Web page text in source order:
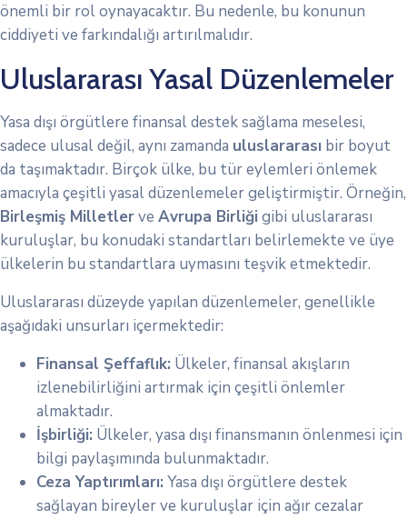
önemli bir rol oynayacaktır. Bu nedenle, bu konunun
ciddiyeti ve farkındalığı artırılmalıdır.
Uluslararası Yasal Düzenlemeler
Yasa dışı örgütlere finansal destek sağlama meselesi,
sadece ulusal değil, aynı zamanda uluslararası bir boyut
da taşımaktadır. Birçok ülke, bu tür eylemleri önlemek
amacıyla çeşitli yasal düzenlemeler geliştirmiştir. Örneğin,
Birleşmiş Milletlerve Avrupa Birliği gibi uluslararası
kuruluşlar, bu konudaki standartları belirlemekte ve üye
ülkelerin bu standartlara uymasını teşvik etmektedir.
Uluslararası düzeyde yapılan düzenlemeler, genellikle
aşağıdaki unsurları içermektedir:
Finansal Şeffaflık: Ülkeler, finansal akışların
izlenebilirliğini artırmak için çeşitli önlemler
almaktadır.
İşbirliği: Ülkeler, yasa dışı finansmanın önlenmesi için
bilgi paylaşımında bulunmaktadır.
Ceza Yaptırımları: Yasa dışı örgütlere destek
sağlayan bireyler ve kuruluşlar için ağır cezalar